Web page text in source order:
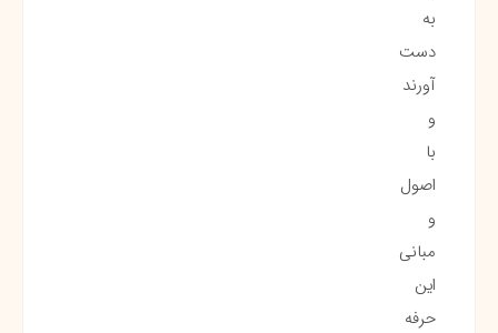
به
دست
آورند
و
با
اصول
و
مبانی
این
حرفه